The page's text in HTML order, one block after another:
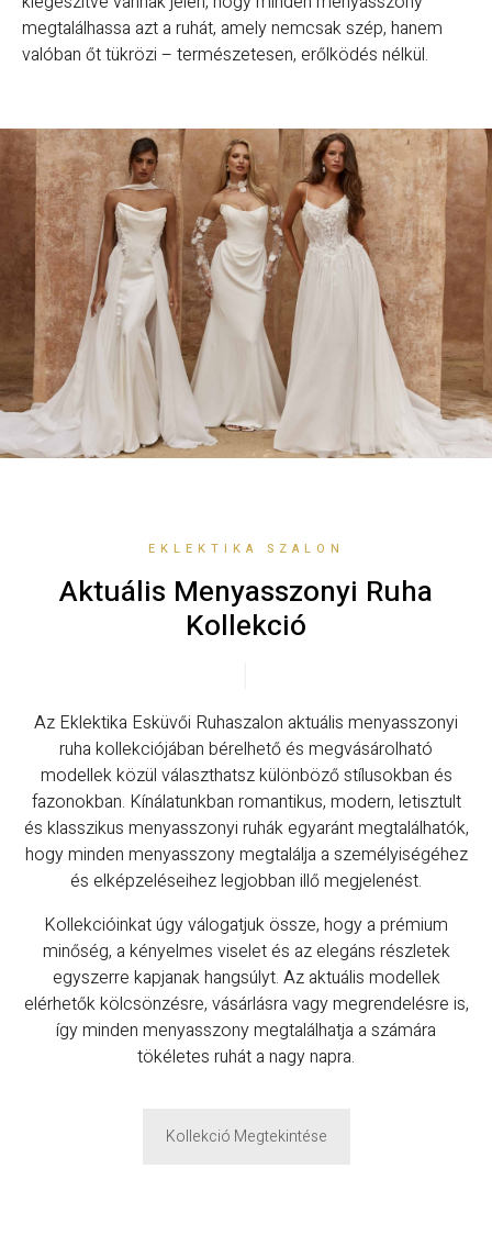
megtalálhassa azt a ruhát, amely nemcsak szép, hanem
valóban őt tükrözi – természetesen, erőlködés nélkül.
EKLEKTIKA SZALON
Aktuális Menyasszonyi Ruha
Kollekció
Az Eklektika Esküvői Ruhaszalon aktuális menyasszonyi
ruha kollekciójában bérelhető és megvásárolható
modellek közül választhatsz különböző stílusokban és
fazonokban. Kínálatunkban romantikus, modern, letisztult
és klasszikus menyasszonyi ruhák egyaránt megtalálhatók,
hogy minden menyasszony megtalálja a személyiségéhez
és elképzeléseihez legjobban illő megjelenést.
Kollekcióinkat úgy válogatjuk össze, hogy a prémium
minőség, a kényelmes viselet és az elegáns részletek
egyszerre kapjanak hangsúlyt. Az aktuális modellek
elérhetők kölcsönzésre, vásárlásra vagy megrendelésre is,
így minden menyasszony megtalálhatja a számára
tökéletes ruhát a nagy napra.
Kollekció Megtekintése